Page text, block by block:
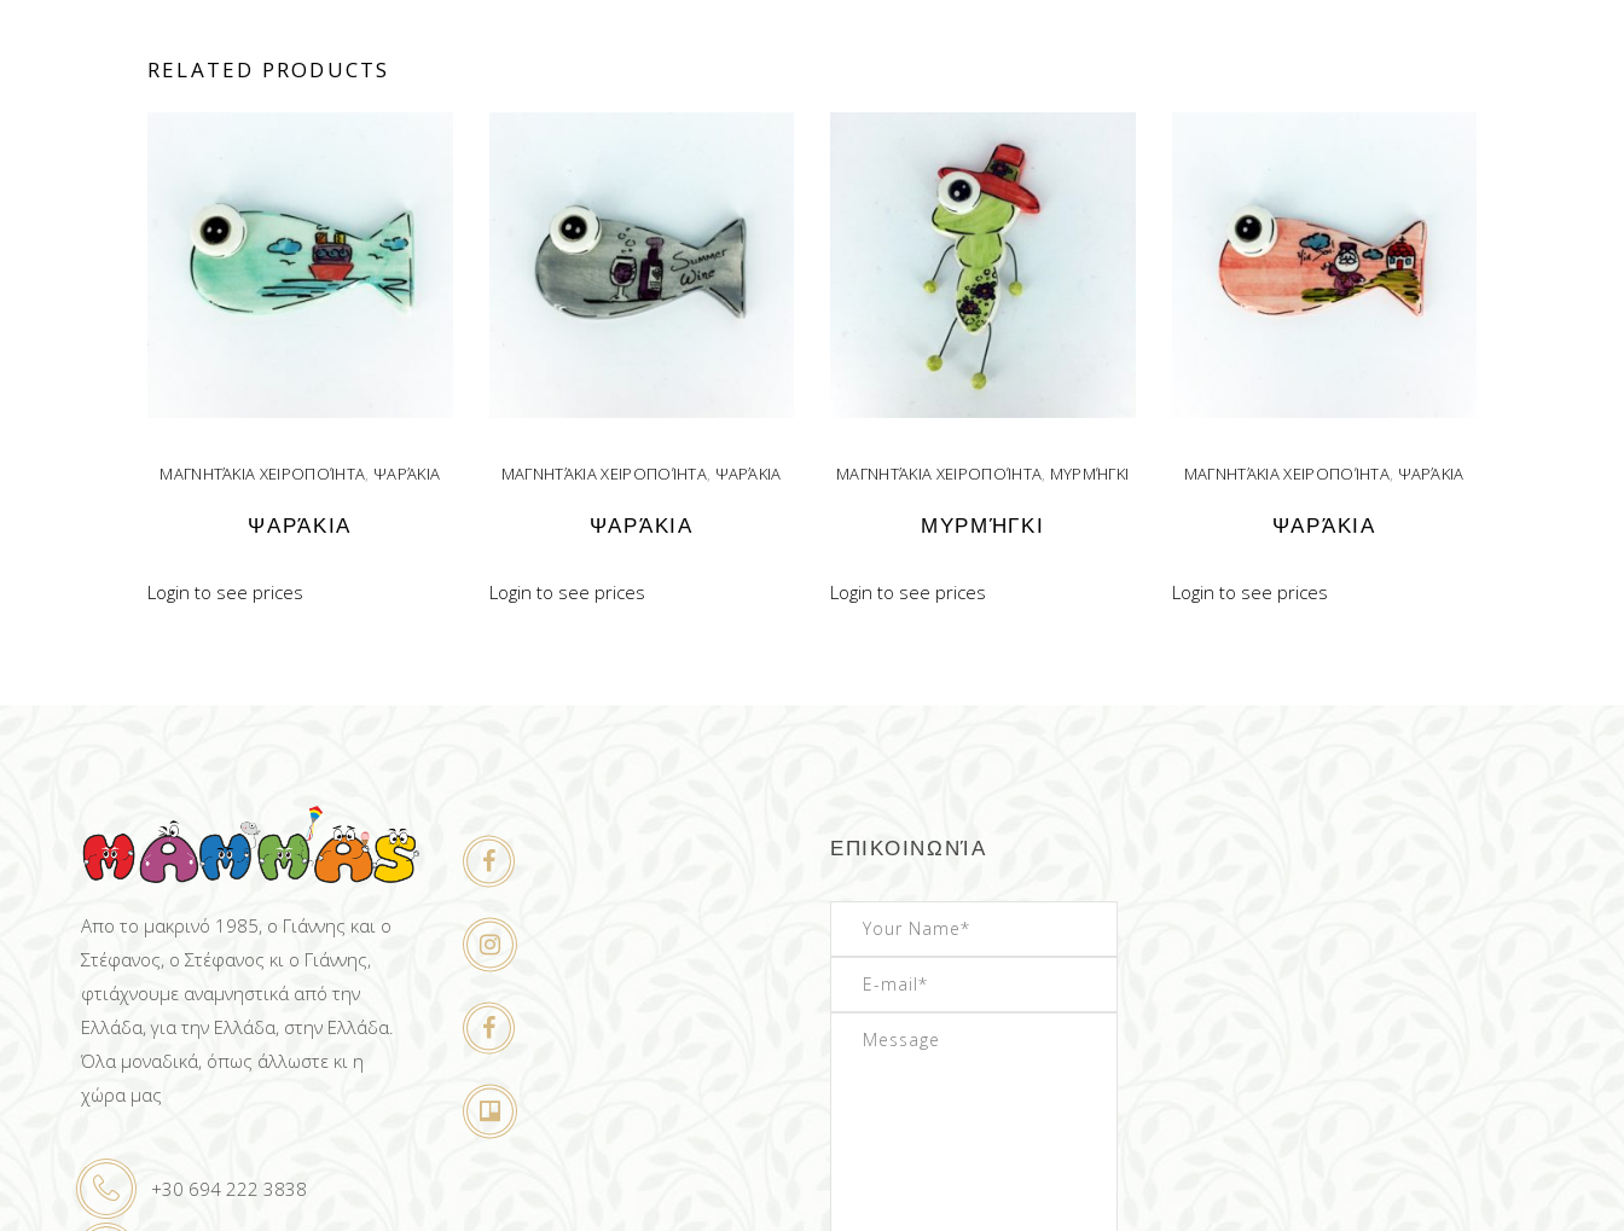
RELATED PRODUCTS
ΜΑΓΝΗΤΆΚΙΑ ΧΕΙΡΟΠΟΊΗΤΑ ΨΑΡΆΚΙΑ
ΨΑΡΆΚΙΑ
READ MORE
Login to see prices
ΜΑΓΝΗΤΆΚΙΑ ΧΕΙΡΟΠΟΊΗΤΑ, ΨΑΡΆΚΙΑ
ΨΑΡΆΚΙΑ
READ MORE
Login to see prices
ΜΑΓΝΗΤΆΚΙΑ ΧΕΙΡΟΠΟΊΗΤΑ ΜΥΡΜΉΓΚΙ
ΜΥΡΜΉΓΚΙ
READ MORE
Login to see prices
ΜΑΓΝΗΤΆΚΙΑ ΧΕΙΡΟΠΟΊΗΤΑ, ΨΑΡΆΚΙΑ
ΨΑΡΆΚΙΑ
READ MORE
Login to see prices
Απο το μακρινό 1985, ο Γιάννης και ο
Στέφανος, ο Στέφανος κι ο Γιάννης,
φτιάχνουμε αναμνηστικά από την
Ελλάδα, για την Ελλάδα, στην Ελλάδα.
Όλα μοναδικά, όπως άλλωστε κι η
χώρα μας
+30 694 222 3838
ΕΠΙΚΟΙΝΩΝΊΑ